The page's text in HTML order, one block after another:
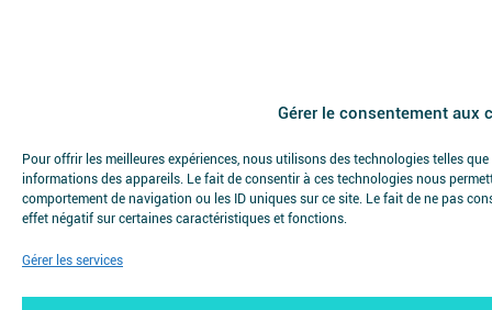
Gérer le consentement aux
Pour offrir les meilleures expériences, nous utilisons des technologies telles
informations des appareils. Le fait de consentir à ces technologies nous
comportement de navigation ou les ID uniques sur ce site. Le fait de ne pas
effet négatif sur certaines caractéristiques et fonctions.
Gérer les services